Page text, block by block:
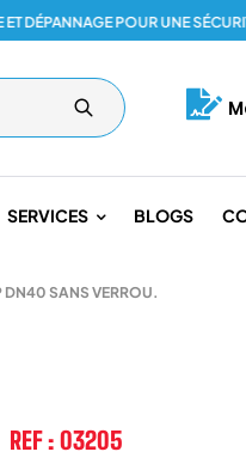
POUR UNE SÉCURITÉ
SERVICES BLOGS
DN40 SANS VERROU.
REF : 03205